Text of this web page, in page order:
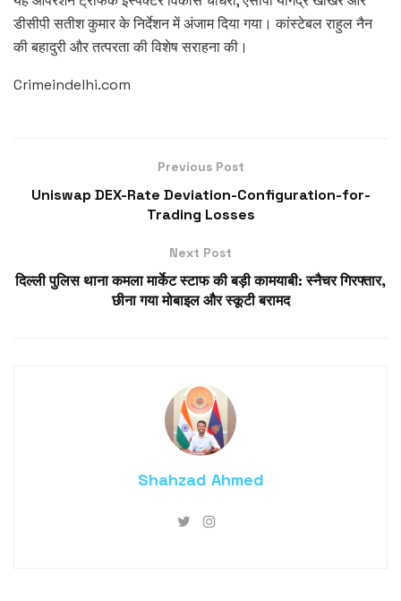
डीसीपी सतीश कुमार के निर्देशन में अंजाम दिया गया। कांस्टेबल राहुल नैन
की बहादुरी और तत्परता की विशेष सराहना की।
Crimeindelhi.com
Previous Post
Uniswap DEX-Rate Deviation-Configuration-for-
Trading Losses
Next Post
दिल्ली पुलिस थाना कमला मार्केट स्टाफ की बड़ी कामयाबी: स्नैचर गिरफ्तार,
छीना गया मोबाइल और स्कूटी बरामद
Shahzad Ahmed